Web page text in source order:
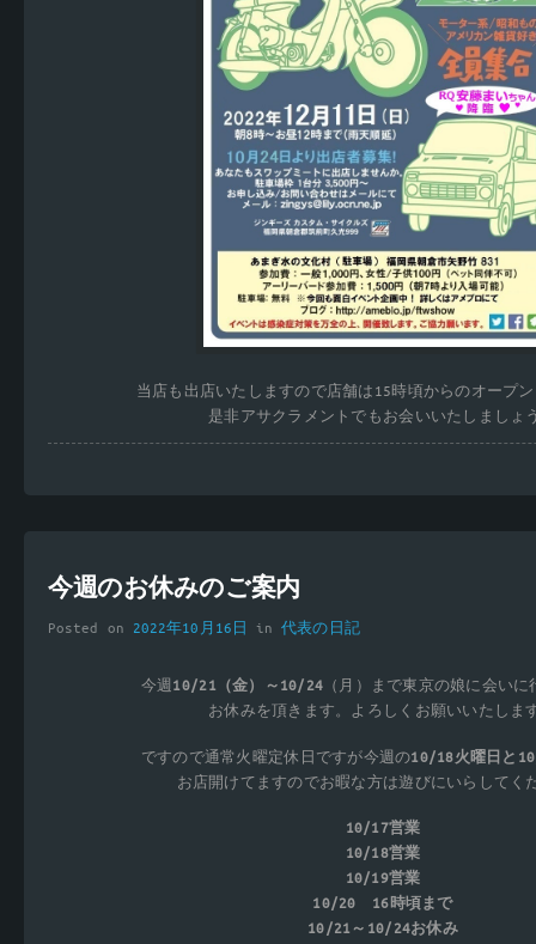
当店も出店いたしますので店舗は15時頃からのオープ
是非アサクラメントでもお会いいたしましょ
今週のお休みのご案内
Posted on 2022年10月16日 in代表の日記
今週 10/21（金）～10/24 （月）まで東京の娘に会い
お休みを頂きます。よろしくお願いいたしま
ですので通常火曜定休日ですが今週の10/18火曜日と
お店開けてますのでお暇な方は遊びにいらしてく
10/17営業
10/18営業
10/19営業
10/20 16時頃まで
10/21～10/24お休み